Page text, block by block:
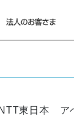
東日本 ア